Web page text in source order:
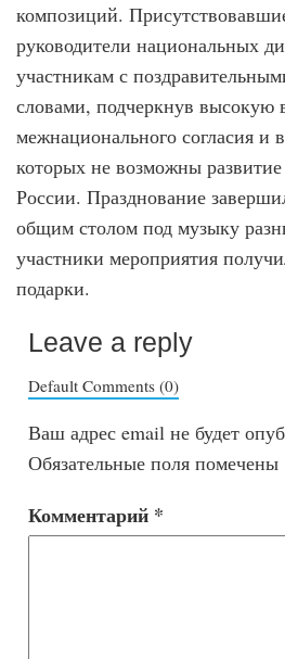
композиций.
руководители национальных
участникам с
словами, подчеркнув высокую
межнационального согласия и
которых не возможны
России. Празднование
общим столом под музыку
участники мероприятия
подарки.
Leave a reply
Default Comments (0)
Ваш адрес email не будет
Обязательные поля помечены
Комментарий *